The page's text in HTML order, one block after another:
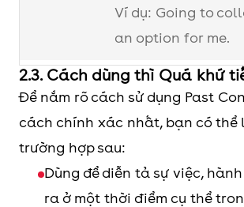
Ví dụ: Going to
an option for me.
Câu nghi
vấn
(Yes/No
Question)
Was/ Were + (not)
Câu trả lời:
Yes, S + was/were
2.3. Cách dùng thì Quá khứ
Để nắm rõ cách sử dụng Past
cách chính xác nhất, bạn có thể
trường hợp sau:
Dùng để diễn tả sự việc,
ra ở một thời điểm cụ thể